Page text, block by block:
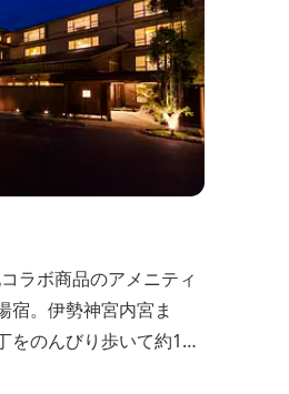
ラボ商品のアメニティ
宿。伊勢神宮内宮ま
をのんびり歩いて約15
豊かな森は、そのまま